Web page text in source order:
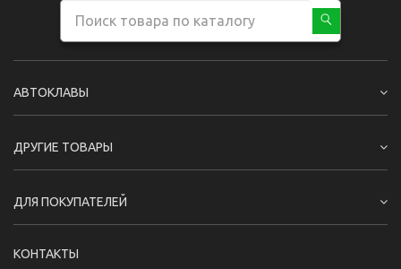
АВТОКЛАВЫ
ДРУГИЕ ТОВАРЫ
ДЛЯ ПОКУПАТЕЛЕЙ
КОНТАКТЫ